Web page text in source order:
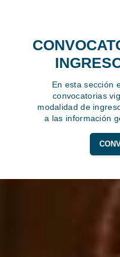
En esta sección
convocatorias
modalidad de
a las información